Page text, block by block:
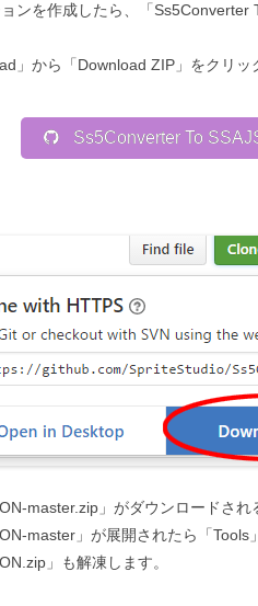
ンを作成したら、「Ss5Converter
」から「Download ZIP」をクリッ
Ss5Converter To
master.zip」がダウンロードされ
master」が展開されたら「Tools
」も解凍します。